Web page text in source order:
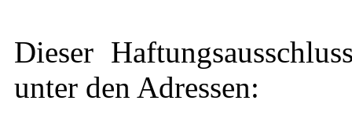
Dieser
unter den Adressen: